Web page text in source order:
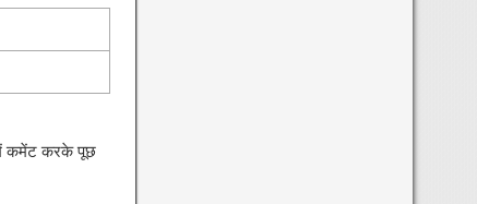
कमेंट करके पूछ